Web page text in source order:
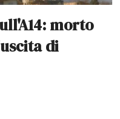
morto
di